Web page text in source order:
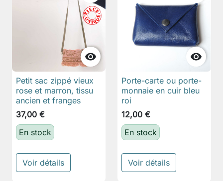

Petit sac zippé vieux
rose et marron, tissu
ancien et franges
37,00 €
En stock
Voir détails

Porte-carte ou porte-
monnaie en cuir bleu
roi
12,00 €
En stock
Voir détails